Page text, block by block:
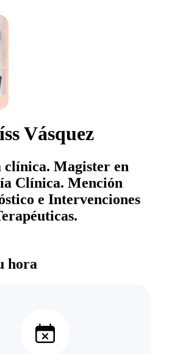
Vásquez
clínica. Magister en
Clínica. Mención
e Intervenciones
hora